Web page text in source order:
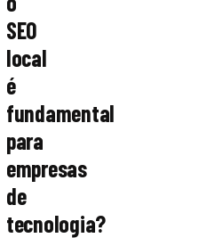
SEO
local
é
fundamental
para
empresas
de
tecnologia?